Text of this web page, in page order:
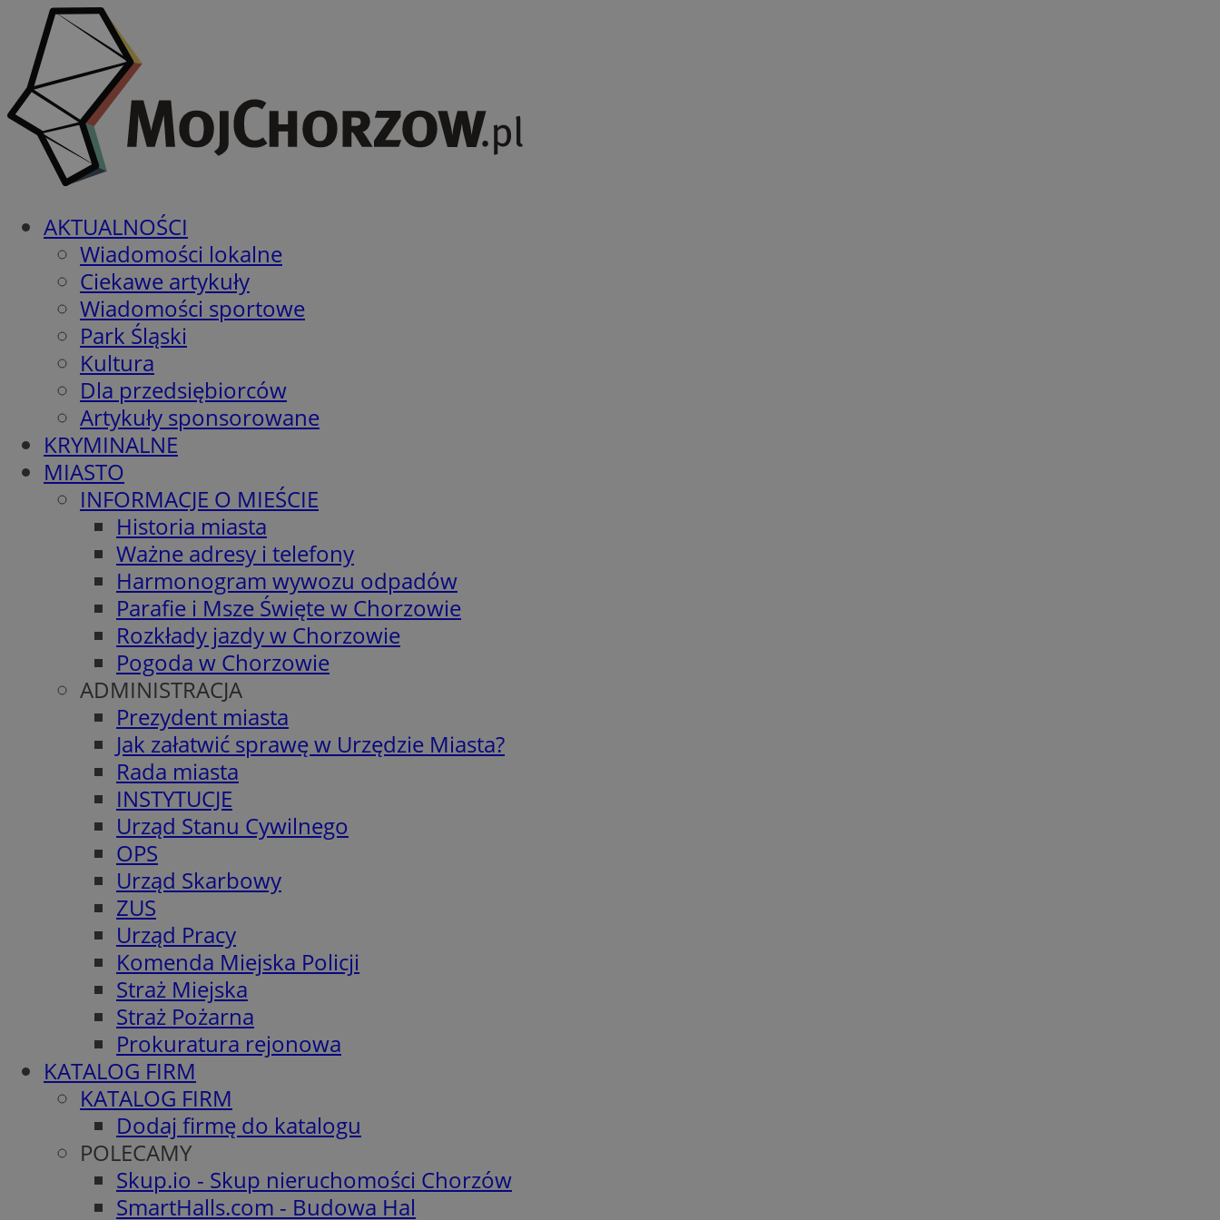
AKTUALNOŚCI
Wiadomości lokalne
Ciekawe artykuły
Wiadomości sportowe
Park Śląski
Kultura
Dla przedsiębiorców
Artykuły sponsorowane
KRYMINALNE
MIASTO
INFORMACJE O MIEŚCIE
Historia miasta
Ważne adresy i telefony
Harmonogram wywozu odpadów
Parafie i Msze Święte w Chorzowie
Rozkłady jazdy w Chorzowie
Pogoda w Chorzowie
ADMINISTRACJA
Prezydent miasta
Jak załatwić sprawę w Urzędzie Miasta?
Rada miasta
INSTYTUCJE
Urząd Stanu Cywilnego
OPS
Urząd Skarbowy
ZUS
Urząd Pracy
Komenda Miejska Policji
Straż Miejska
Straż Pożarna
Prokuratura rejonowa
KATALOG FIRM
KATALOG FIRM
Dodaj firmę do katalogu
POLECAMY
Skup.io - Skup nieruchomości Chorzów
SmartHalls.com - Budowa Hal